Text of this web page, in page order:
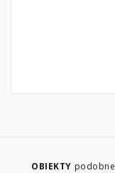
OBIEKTY podobne